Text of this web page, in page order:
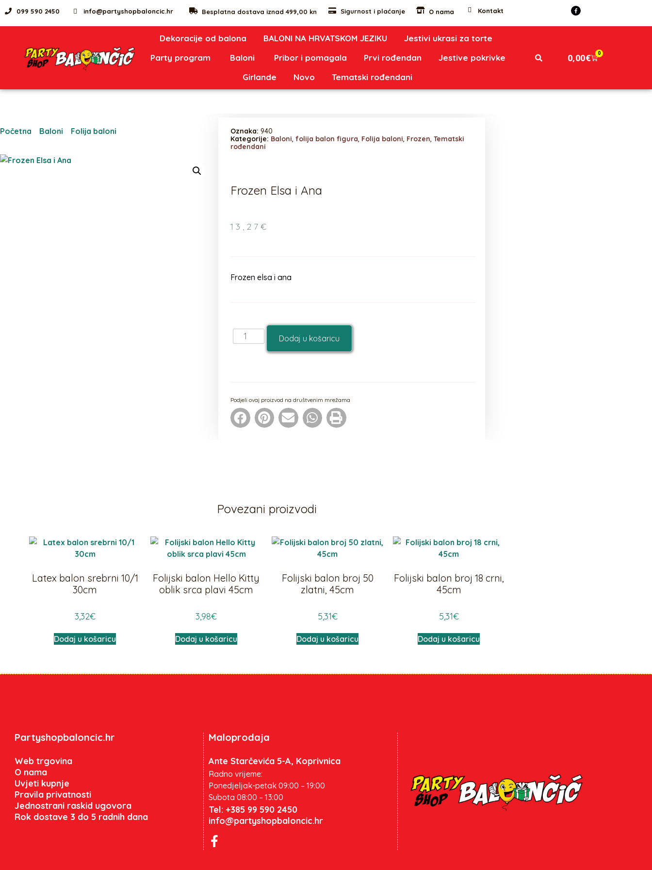
099 590 2450 info@partyshopbaloncic.hr Besplatna dostava iznad 499,00 kn Sigurnost i plaćanje O nama Kontakt
Dekoracije od balona BALONI NA HRVATSKOM JEZIKU
Jestivi ukrasi za torte
Party program
Baloni Pribor i pomagala Prvi rođendan
Jestive pokrivke
Girlande
Novo Tematski rođendani
0,00€ 0
Početna Baloni Folija baloni Oznaka: 940
Kategorije: Baloni, folija balon figura, Folija baloni, Frozen, Tematski
rođendani
Frozen Elsa i Ana
13,27 €
Frozen elsa i ana
Dodaj u košaricu
Podjeli ovaj proizvod na društvenim mrežama
Povezani proizvodi
Latex balon srebrni 10/1
30cm
3,32€
Dodaj u košaricu
Folijski balon Hello Kitty
oblik srca plavi 45cm
3,98€
Dodaj u košaricu
Folijski balon broj 50
zlatni, 45cm
5,31€
Dodaj u košaricu
Folijski balon broj 18 crni,
45cm
5,31€
Dodaj u košaricu
Partyshopbaloncic.hr
Web trgovina
O nama
Uvjeti kupnje
Pravila privatnosti
Jednostrani raskid ugovora
Rok dostave 3 do 5 radnih dana
Maloprodaja
Ante Starčevića 5-A, Koprivnica
Radno vrijeme:
Ponedjeljak-petak 09:00 – 19:00
Subota 08:00 – 13:00
Tel: +385 99 590 2450
info@partyshopbaloncic.hr